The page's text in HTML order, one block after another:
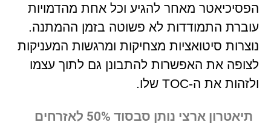
הפסיכיאטר מאחר להגיע וכל אחת מהדמויות
עוברת התמודדות לא פשוטה בזמן ההמתנה.
נוצרות סיטואציות מצחיקות ומרגשות המעניקות
לצופה את האפשרות להתבונן גם לתוך עצמו
ולזהות את ה-TOC שלו.
תיאטרון ארצי נותן סבסוד 50% לאזרחים